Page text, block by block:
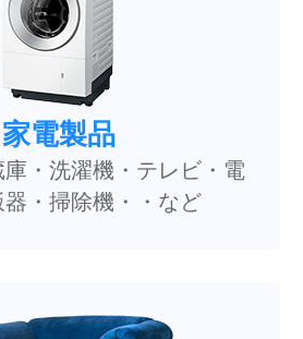
家電製品
・洗濯機・テレビ・電
・掃除機・・など